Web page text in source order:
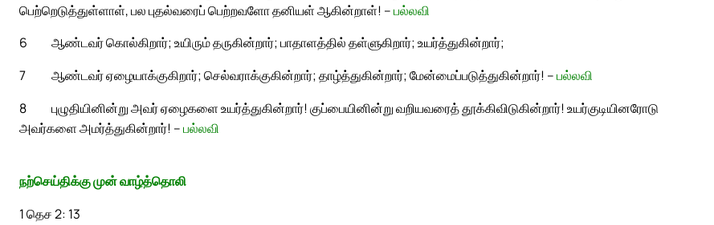
பெற்றெடுத்துள்ளாள், பல புதல்வரைப் பெற்றவளோ தனியள் ஆகின்றாள்! –பல்லவி
6
ஆண்டவர் கொல்கிறார்; உயிரும் தருகின்றார்; பாதாளத்தில் தள்ளுகிறார்; உயர்த்துகின்றார்;
7
ஆண்டவர் ஏழையாக்குகிறார்; செல்வராக்குகின்றார்; தாழ்த்துகின்றார்; மேன்மைப்படுத்துகின்றார்! –பல்லவி
8
புழுதியினின்று அவர் ஏழைகளை உயர்த்துகின்றார்! குப்பையினின்று வறியவரைத் தூக்கிவிடுகின்றார்! உயர்குடியினரோடு
அவர்களை அமர்த்துகின்றார்! –பல்லவி
நற்செய்திக்கு முன் வாழ்த்தொலி
1 தெச 2: 13